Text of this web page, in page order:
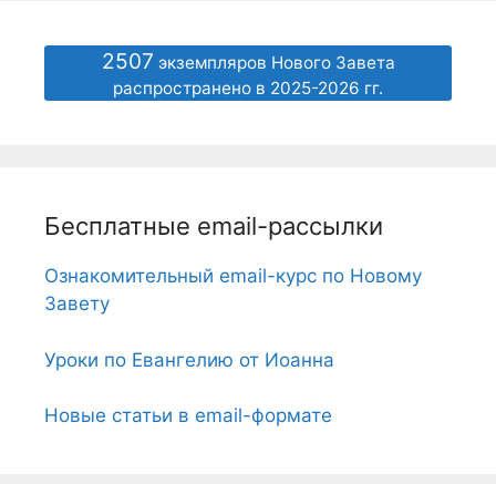
2507 экземпляров Нового Завета
распространено в 2025-2026 гг.
Бесплатные email-рассылки
Ознакомительный email-курс по Новому
Завету
Уроки по Евангелию от Иоанна
Новые статьи в email-формате